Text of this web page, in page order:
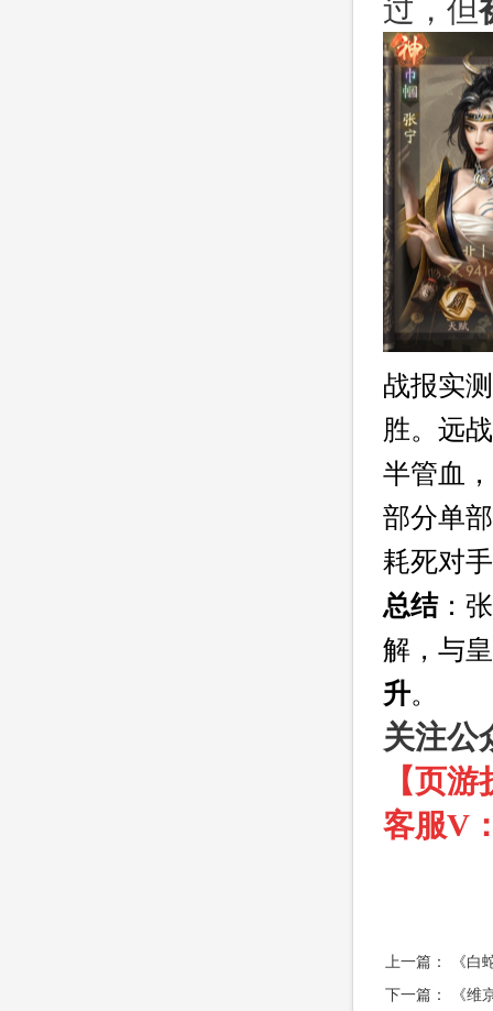
过，但
战报实
胜。远
半管血
部分单
耗死对
总结：
解，与
升。
关注公
【页
客服V
上一篇：
《白
下一篇：
《维